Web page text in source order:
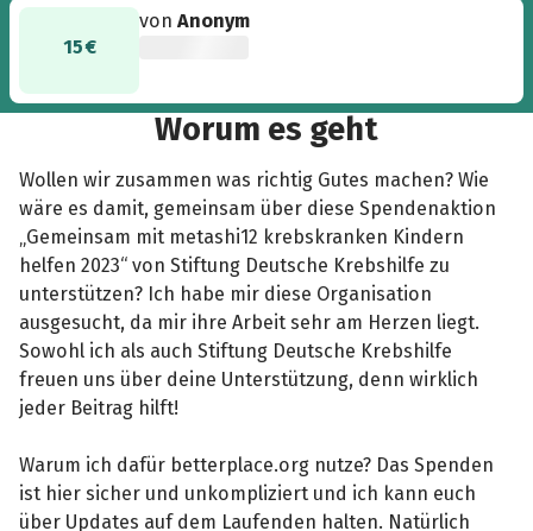
15 €
vonAnonym
Worum es geht
Wollen wir zusammen was richtig Gutes machen? Wie
wäre es damit, gemeinsam über diese Spendenaktion
„Gemeinsam mit metashi12 krebskranken Kindern
helfen 2023“ von Stiftung Deutsche Krebshilfe zu
unterstützen? Ich habe mir diese Organisation
ausgesucht, da mir ihre Arbeit sehr am Herzen liegt.
Sowohl ich als auch Stiftung Deutsche Krebshilfe
freuen uns über deine Unterstützung, denn wirklich
jeder Beitrag hilft!
Warum ich dafür betterplace.org nutze? Das Spenden
ist hier sicher und unkompliziert und ich kann euch
über Updates auf dem Laufenden halten. Natürlich